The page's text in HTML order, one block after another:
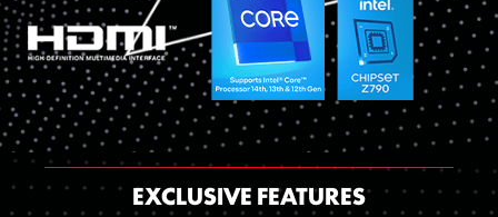
EXCLUSIVE FEATURES